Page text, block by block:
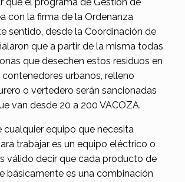
con la firma de la Ordenanza
sentido, desde la Coordinación de
que a partir de la misma todas
que desechen estos residuos en
urbanos, relleno
o vertedero serán sancionadas
van desde 20 a 200 VACOZA.
cualquier equipo que necesita
trabajar es un equipo eléctrico o
válido decir que cada producto de
básicamente es una combinación